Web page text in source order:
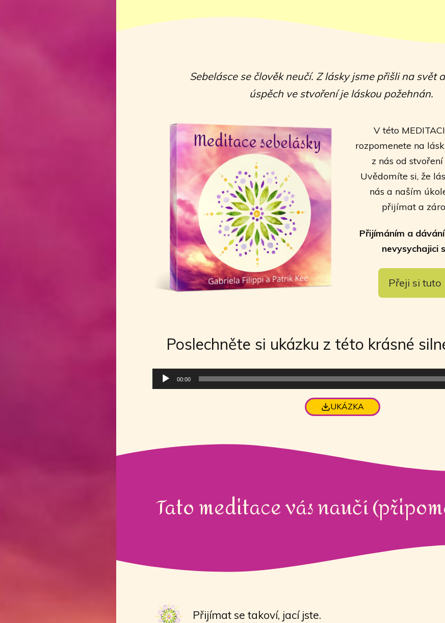
Sebelásce se člověk neučí. Z lásky jsme přišli na svět
úspěch ve stvoření je láskou požehnán.
V této
rozpomenete na
z nás od
Uvědomíte si, že
nás a naším
přijímat a
Přijímáním a
nevysychajici
Přeji si
Poslechněte si ukázku z této krásné
Audio
přehrávač
00:00
UKÁZKA
Tato meditace vás naučí
Přijímat se takoví, jací jste.